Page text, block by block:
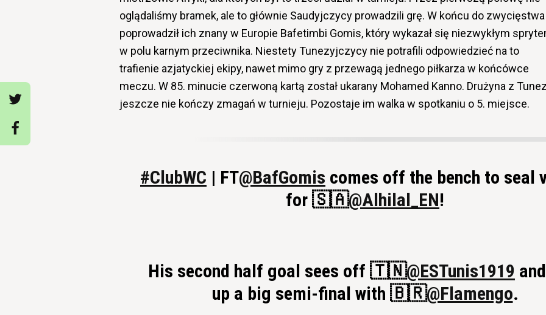
oglądaliśmy bramek, ale to głównie Saudyjczycy prowadzili grę. W końcu do zwycięstwa
poprowadził ich znany w Europie Bafetimbi Gomis, który wykazał się niezwykłym
w polu karnym przeciwnika. Niestety Tunezyjczycy nie potrafili odpowiedzieć na to
trafienie azjatyckiej ekipy, nawet mimo gry z przewagą jednego piłkarza w końcówce
meczu. W 85. minucie czerwoną kartą został ukarany Mohamed Kanno. Drużyna z
jeszcze nie kończy zmagań w turnieju. Pozostaje im walka w spotkaniu o 5. miejsce.
#ClubWC | FT@BafGomis comes off the bench to seal
for 🇸🇦@Alhilal_EN!
His second half goal sees off 🇹🇳@ESTunis1919
up a big semi-final with 🇧🇷@Flamengo.